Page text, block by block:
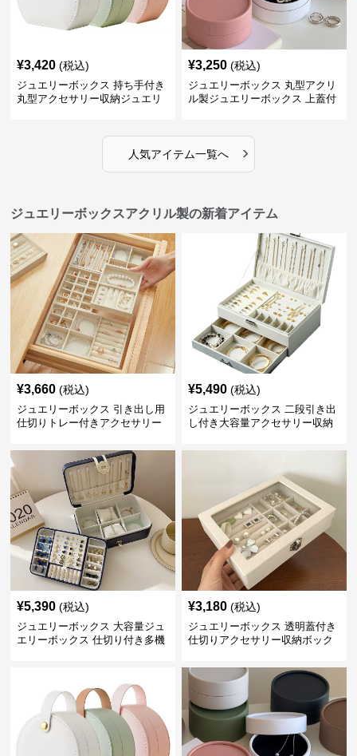
¥3,420 (税込)
ジュエリーボックス 持ち手付き
丸型アクセサリー収納ジュエリ
¥3,250 (税込)
ジュエリーボックス 丸型アクリ
ル製ジュエリーボックス 上蓋付
人気アイテム一覧へ ›
ジュエリーボックスアクリル製の新着アイテム
¥3,660 (税込)
ジュエリーボックス 引き出し用
仕切りトレー付きアクセサリー
¥5,490 (税込)
ジュエリーボックス 二段引き出
し付き大容量アクセサリー収納
¥5,390 (税込)
ジュエリーボックス 大容量ジュ
エリーボックス 仕切り付き多機
¥3,180 (税込)
ジュエリーボックス 透明蓋付き
仕切りアクセサリー収納ボック